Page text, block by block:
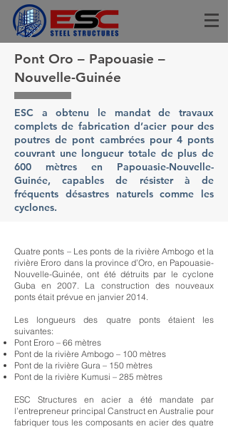
Pont Oro – Papouasie –
Nouvelle-Guinée
ESC a obtenu le mandat de travaux
complets de fabrication d’acier pour des
poutres de pont cambrées pour 4 ponts
couvrant une longueur totale de plus de
600 mètres en Papouasie-Nouvelle-
Guinée, capables de résister à de
fréquents désastres naturels comme les
cyclones.
Quatre ponts – Les ponts de la rivière Ambogo et la
rivière Eroro dans la province d’Oro, en Papouasie-
Nouvelle-Guinée, ont été détruits par le cyclone
Guba en 2007. La construction des nouveaux
ponts était prévue en janvier 2014.
Les longueurs des quatre ponts étaient les
suivantes:
Pont Eroro – 66 mètres
Pont de la rivière Ambogo – 100 mètres
Pont de la rivière Gura – 150 mètres
Pont de la rivière Kumusi – 285 mètres
ESC Structures en acier a été mandate par
l’entrepreneur principal Canstruct en Australie pour
fabriquer tous les composants en acier des quatre